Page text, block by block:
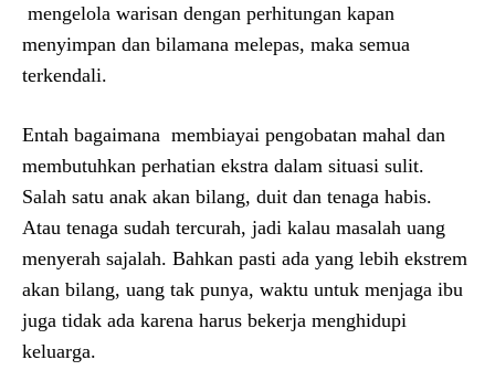
mengelola warisan dengan perhitungan kapan
menyimpan dan bilamana melepas, maka semua
terkendali.
Entah bagaimana membiayai pengobatan mahal dan
membutuhkan perhatian ekstra dalam situasi sulit.
Salah satu anak akan bilang, duit dan tenaga habis.
Atau tenaga sudah tercurah, jadi kalau masalah uang
menyerah sajalah. Bahkan pasti ada yang lebih ekstrem
akan bilang, uang tak punya, waktu untuk menjaga ibu
juga tidak ada karena harus bekerja menghidupi
keluarga.